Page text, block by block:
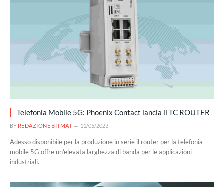
Telefonia Mobile 5G: Phoenix Contact lancia il TC ROUTER
BY REDAZIONE BITMAT 11/05/2023
Adesso disponibile per la produzione in serie il router per la telefonia
mobile 5G offre un’elevata larghezza di banda per le applicazioni
industriali.